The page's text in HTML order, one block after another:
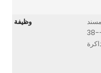
وظيفة
0°--70°، مسند
القدمين 0°--38°، ZG، مضاد